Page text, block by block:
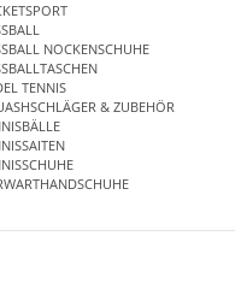
NOCKENSCHUHE
TENNIS
& ZUBEHÖR